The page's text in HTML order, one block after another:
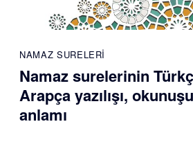
NAMAZ SURELERI
Namaz surelerinin
Arapça yazılışı,
anlamı